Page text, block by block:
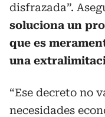
disfrazada”.
soluciona un
que es
una
“Ese decreto no
necesidades